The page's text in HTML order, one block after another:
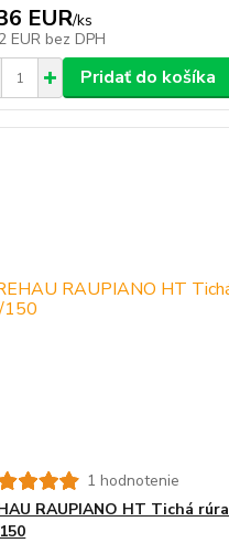
EUR/ks
EUR bez DPH
Pridať do košíka
1 hodnotenie
RAUPIANO HT Tichá rúra